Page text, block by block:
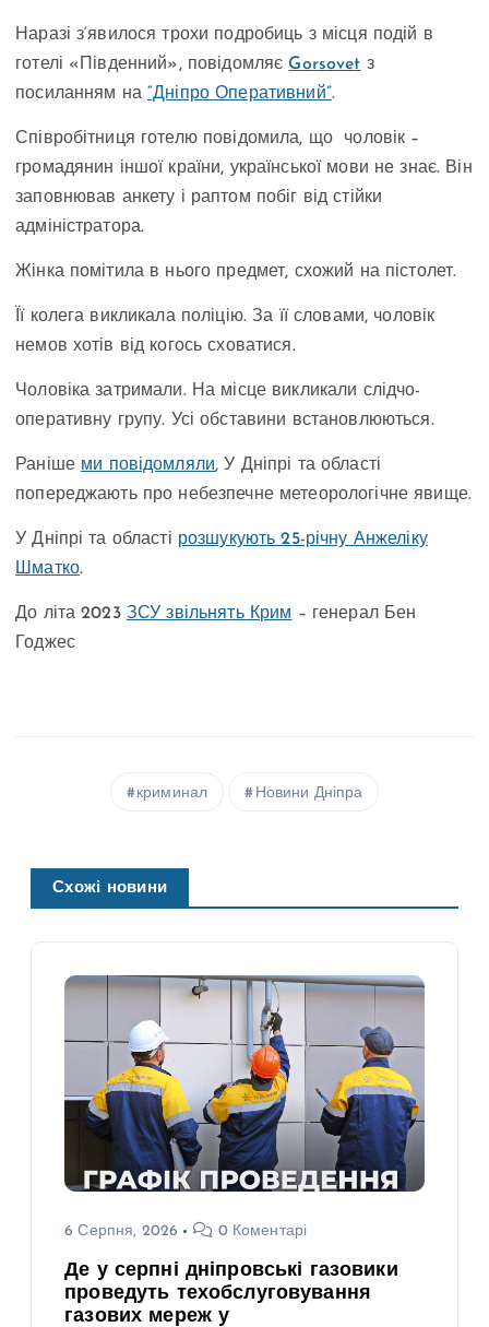
Наразі з‘явилося трохи подробиць з місця подій в
готелі «Південний», повідомляє Gorsovet з
посиланням на“Дніпро Оперативний”.
Співробітниця готелю повідомила, що чоловік –
громадянин іншої країни, української мови не знає. Він
заповнював анкету і раптом побіг від стійки
адміністратора.
Жінка помітила в нього предмет, схожий на пістолет.
Її колега викликала поліцію. За її словами, чоловік
немов хотів від когось сховатися.
Чоловіка затримали. На місце викликали слідчо-
оперативну групу. Усі обставини встановлюються.
Раніше ми повідомляли, У Дніпрі та області
попереджають про небезпечне метеорологічне явище.
У Дніпрі та області розшукують 25-річну Анжеліку
Шматко.
До літа 2023 ЗСУ звільнять Крим – генерал Бен
Годжес
криминал Новини Дніпра
Схожі новини
6 Серпня, 2026 0 Коментарі
Де у серпні дніпровські газовики
проведуть техобслуговування
газових мереж у